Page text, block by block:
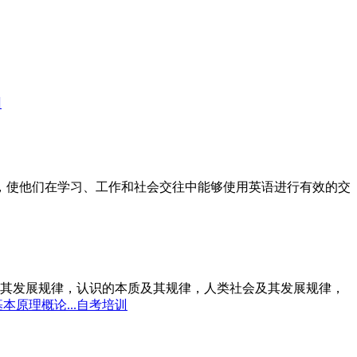
他们在学习、工作和社会交往中能够使用英语进行有效的交
展规律，认识的本质及其规律，人类社会及其发展规律，
原理概论...自考培训